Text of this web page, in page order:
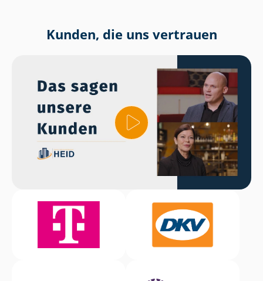
Kunden, die uns vertrauen